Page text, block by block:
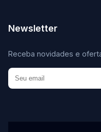
Newsletter
Receba novidades e